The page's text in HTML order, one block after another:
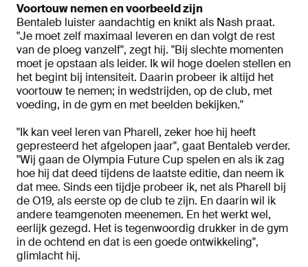
Voortouw nemen en voorbeeld zijn
Bentaleb luister aandachtig en knikt als Nash praat.
"Je moet zelf maximaal leveren en dan volgt de rest
van de ploeg vanzelf", zegt hij. "Bij slechte momenten
moet je opstaan als leider. Ik wil hoge doelen stellen en
het begint bij intensiteit. Daarin probeer ik altijd het
voortouw te nemen; in wedstrijden, op de club, met
voeding, in de gym en met beelden bekijken."
"Ik kan veel leren van Pharell, zeker hoe hij heeft
gepresteerd het afgelopen jaar", gaat Bentaleb verder.
"Wij gaan de Olympia Future Cup spelen en als ik zag
hoe hij dat deed tijdens de laatste editie, dan neem ik
dat mee. Sinds een tijdje probeer ik, net als Pharell bij
de O19, als eerste op de club te zijn. En daarin wil ik
andere teamgenoten meenemen. En het werkt wel,
eerlijk gezegd. Het is tegenwoordig drukker in de gym
in de ochtend en dat is een goede ontwikkeling",
glimlacht hij.